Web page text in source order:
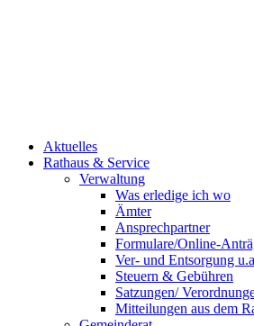
Aktuelles
Rathaus & Service
Verwaltung
Was erledige ich wo
Ämter
Ansprechpartner
Formulare/Online-
Ver- und Entsorgung
Steuern & Gebühren
Satzungen/
Mitteilungen aus dem